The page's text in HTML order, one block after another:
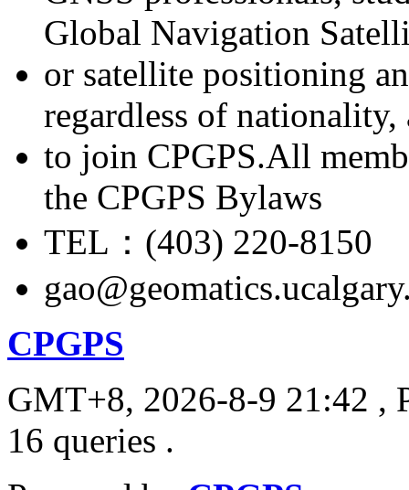
Global Navigation
or satellite positioning
regardless of nationality,
to join CPGPS.All
the CPGPS Bylaws
TEL：(403) 220-8150
CPGPS
GMT+8, 2026-8-9 21:42 ,
16 queries .